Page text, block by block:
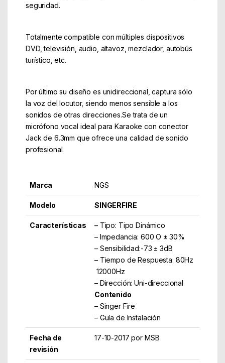
seguridad.
Totalmente compatible con múltiples dispositivos
DVD, televisión, audio, altavoz, mezclador, autobús
turístico, etc.
Por último su diseño es unidireccional, captura sólo
la voz del locutor, siendo menos sensible a los
sonidos de otras direcciones.Se trata de un
micrófono vocal ideal para Karaoke con conector
Jack de 6.3mm que ofrece una calidad de sonido
profesional.
Marca NGS
Modelo SINGERFIRE
Características
– Tipo: Tipo Dinámico
– Impedancia: 600 O ± 30%
– Sensibilidad:-73 ± 3dB
– Tiempo de Respuesta: 80Hz
 12000Hz
– Dirección: Uni-direccional
Contenido
– Singer Fire
– Guía de Instalación
Fecha de
revisión
17-10-2017 por MSB